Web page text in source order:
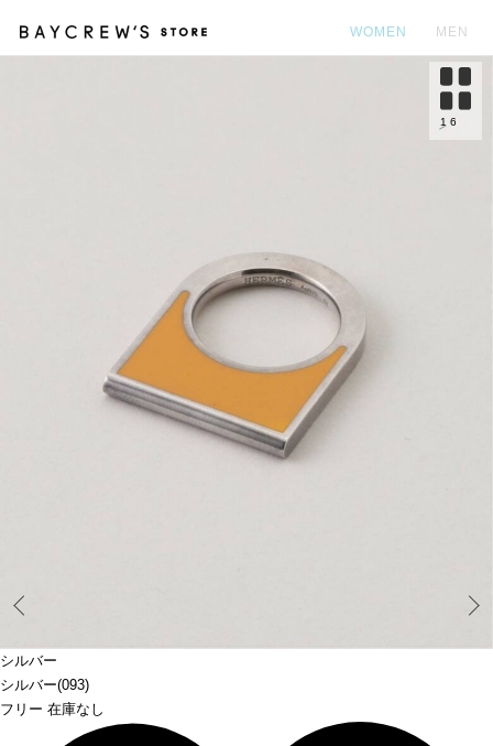
WOMEN MEN
シルバー
シルバー(093)
フリー 在庫なし
1 6